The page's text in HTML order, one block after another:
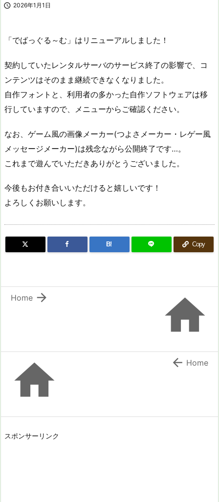
 2026年1月1日
「でばっぐる～む」はリニューアルしました！
契約していたレンタルサーバのサービス終了の影響で、コ
ンテンツはそのまま継続できなくなりました。
自作フォントと、利用者の多かった自作ソフトウェアは移
行していますので、メニューからご確認ください。
なお、ゲーム風の画像メーカー(つよさメーカー・レゲー風
メッセージメーカー)は残念ながら公開終了です…。
これまで遊んでいただきありがとうございました。
今後もお付き合いいただけると嬉しいです！
よろしくお願いします。
B! Copy


Home
  Home
スポンサーリンク